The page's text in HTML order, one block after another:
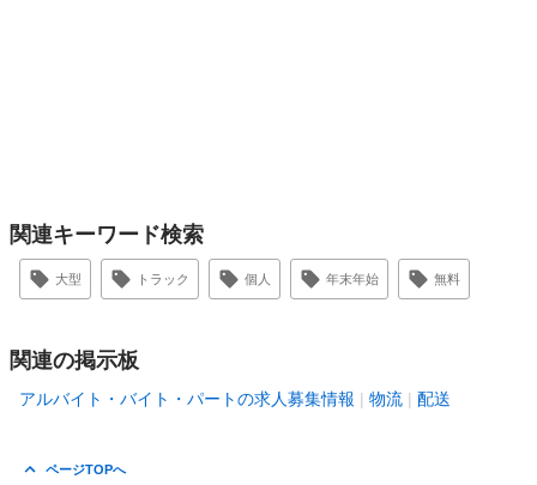
関連キーワード検索
大型 トラック 個人 年末年始 無料
関連の掲示板
アルバイト・バイト・パートの求人募集情報 物流 配送
ページTOPへ